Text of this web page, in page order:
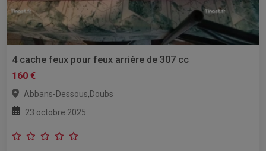
4 cache feux pour feux arrière de 307 cc
160 €
Abbans-Dessous,Doubs
23 octobre 2025